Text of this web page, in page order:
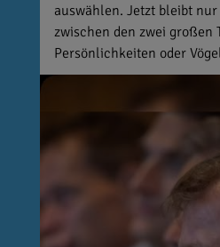
auswählen. Jetzt bleibt
zwischen den zwei großen
Persönlichkeiten oder